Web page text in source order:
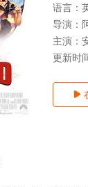
语言：
导演：
主演：
更新时
